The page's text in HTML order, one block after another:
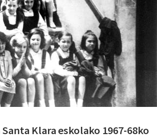
Klara eskolako 1967-68ko